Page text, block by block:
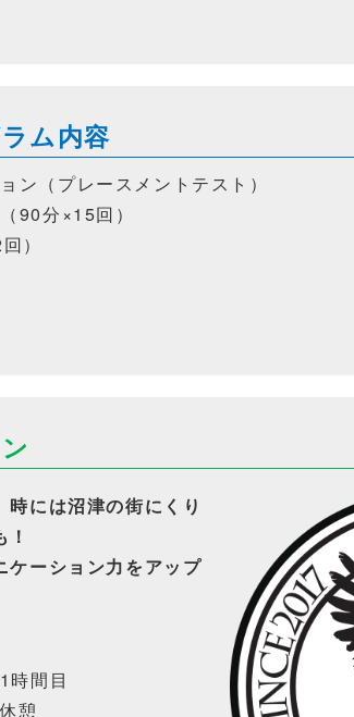
ム内容
ン（プレースメントテスト）
90分×15回）
）
には沼津の街にくり
ケーション力をアップ
間目